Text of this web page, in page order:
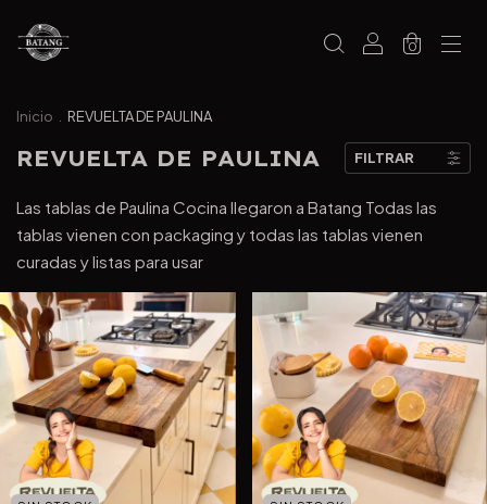
0
Inicio REVUELTA DE PAULINA
REVUELTA DE PAULINA FILTRAR
Las tablas de Paulina Cocina llegaron a Batang Todas las
tablas vienen con packaging y todas las tablas vienen
curadas y listas para usar